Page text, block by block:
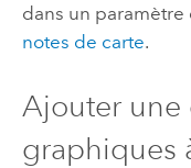
dans un
notes de carte.
Ajouter une
graphiques